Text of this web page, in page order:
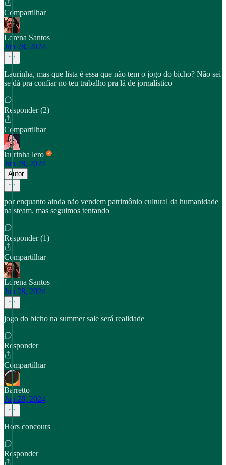
Compartilhar
Lorena Santos
Jun 28, 2024
Laurinha, mas que lista é essa que não tem o jogo do bicho? Não sei
se dá pra confiar no teu trabalho pra lá de jornalístico
Responder (2)
Compartilhar
laurinha lero
Jun 28, 2024
Autor
por enquanto ainda não vendem patrimônio cultural da humanidade
na steam. mas seguimos tentando
Responder (1)
Compartilhar
Lorena Santos
Jun 28, 2024
jogo do bicho na summer sale será realidade
Responder
Compartilhar
Barretto
Jun 28, 2024
Hors concours
Responder